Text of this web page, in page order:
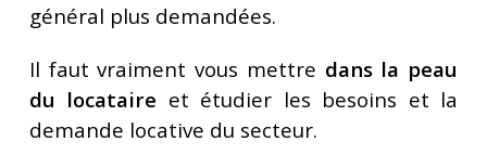
général plus demandées.
Il faut vraiment vous mettre dans la peau
du locataire et étudier les besoins et la
demande locative du secteur.